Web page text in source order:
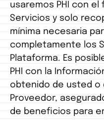
usaremos PHI con
Servicios y solo
mínima necesaria
completamente los
Plataforma. Es
PHI con la
obtenido de usted o
Proveedor,
de beneficios para